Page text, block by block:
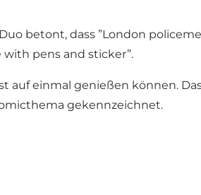
betont, dass ”London
pens and sticker”.
auf einmal genießen können.
gekennzeichnet.